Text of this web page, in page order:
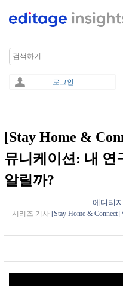
Search
로그인
[Stay Home &
뮤니케이션: 내 연
알릴까?
에디티
시리즈 기사 [Stay Home &